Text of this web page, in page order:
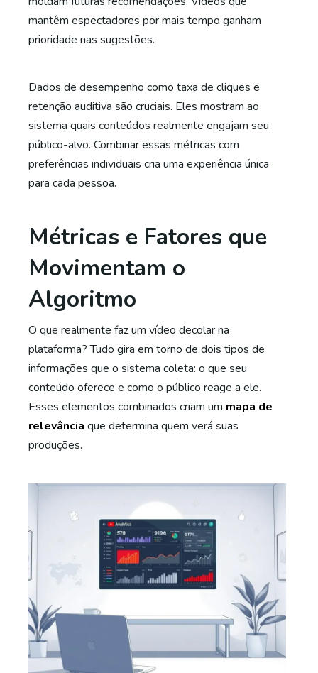
mantêm espectadores por mais tempo ganham
prioridade nas sugestões.
Dados de desempenho como taxa de cliques e
retenção auditiva são cruciais. Eles mostram ao
sistema quais conteúdos realmente engajam seu
público-alvo. Combinar essas métricas com
preferências individuais cria uma experiência única
para cada pessoa.
Métricas e Fatores que
Movimentam o
Algoritmo
O que realmente faz um vídeo decolar na
plataforma? Tudo gira em torno de dois tipos de
informações que o sistema coleta: o que seu
conteúdo oferece e como o público reage a ele.
Esses elementos combinados criam um mapa de
relevância que determina quem verá suas
produções.